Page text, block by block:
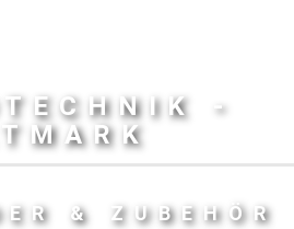
-
& ZUBEHÖR